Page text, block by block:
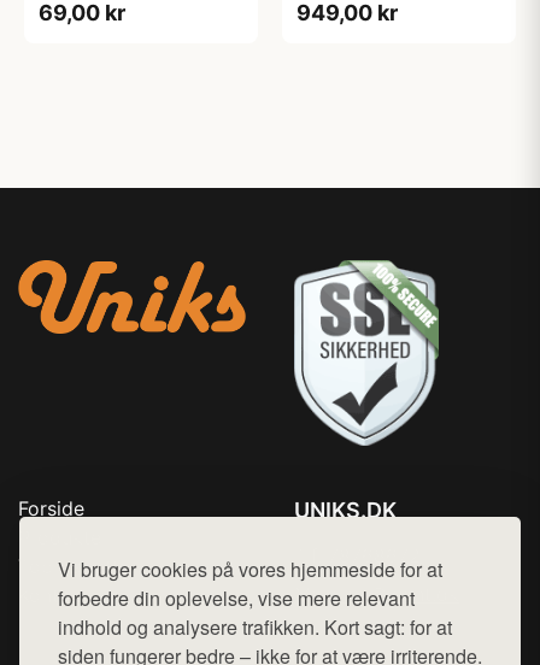
Vi bruger cookies på vores hjemmeside for at
forbedre din oplevelse, vise mere relevant
indhold og analysere trafikken. Kort sagt: for at
siden fungerer bedre – ikke for at være irriterende.
69,00 kr 949,00 kr
Forside
Top Rabatter
Kontakt
UNIKS.DK
Mail: hej@want.dk
Cookie- og privatlivspolitik